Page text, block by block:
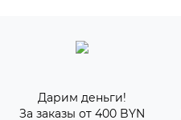
Дарим деньги!
За заказы от 400 BYN